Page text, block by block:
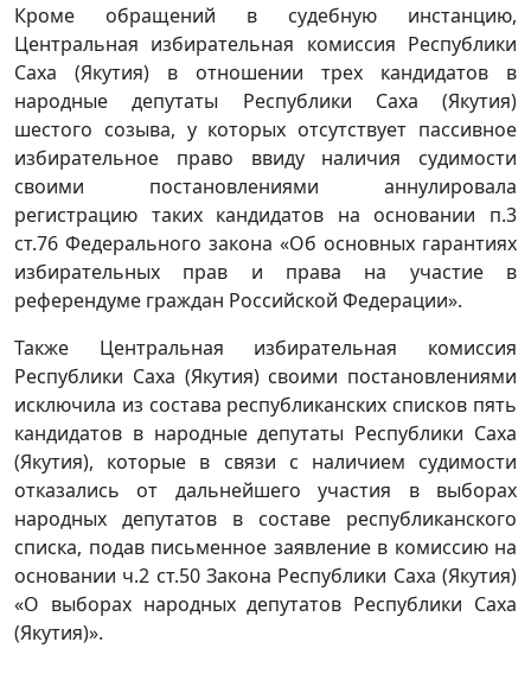
Кроме обращений в судебную инстанцию,
Центральная избирательная комиссия Республики
Саха (Якутия) в отношении трех кандидатов в
народные депутаты Республики Саха (Якутия)
шестого созыва, у которых отсутствует пассивное
избирательное право ввиду наличия судимости
своими постановлениями аннулировала
регистрацию таких кандидатов на основании п.3
ст.76 Федерального закона «Об основных гарантиях
избирательных прав и права на участие в
референдуме граждан Российской Федерации».
Также Центральная избирательная комиссия
Республики Саха (Якутия) своими постановлениями
исключила из состава республиканских списков пять
кандидатов в народные депутаты Республики Саха
(Якутия), которые в связи с наличием судимости
отказались от дальнейшего участия в выборах
народных депутатов в составе республиканского
списка, подав письменное заявление в комиссию на
основании ч.2 ст.50 Закона Республики Саха (Якутия)
«О выборах народных депутатов Республики Саха
(Якутия)».